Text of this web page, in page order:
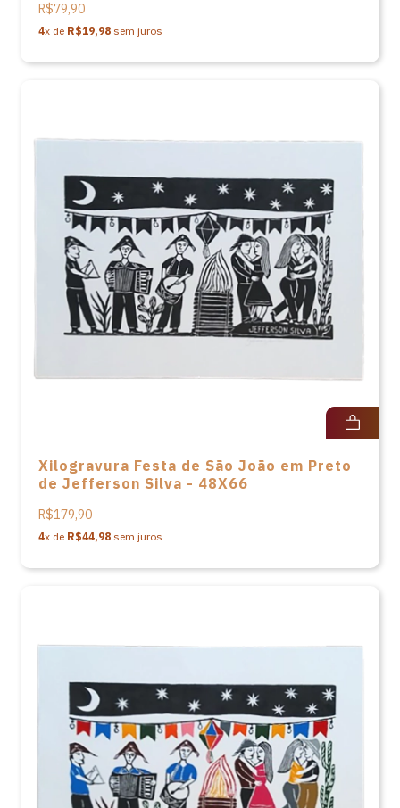
R$79,90
4x de R$19,98 sem juros
Xilogravura Festa de São João em Preto
de Jefferson Silva - 48X66
R$179,90
4x de R$44,98 sem juros